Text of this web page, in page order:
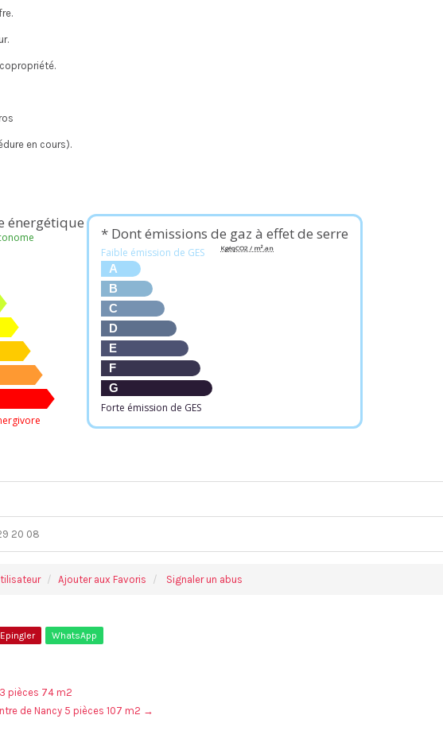
en cours).
énergétique
* Dont émissions de gaz à effet de serre
Faible émission de GES
A
B
C
D
E
F
G
Forte émission de GES
KgéqCO2 / m².an
20 08
Ajouter aux Favoris Signaler un abus
Epingler WhatsApp
pièces 74 m2
de Nancy 5 pièces 107 m2 →